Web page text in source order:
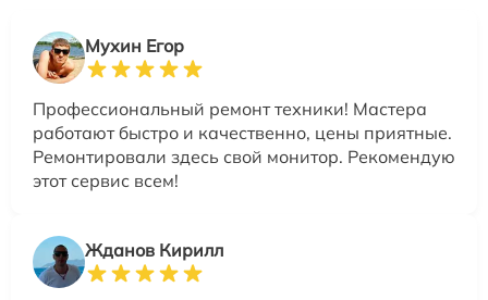
Мухин Егор
Профессиональный ремонт техники! Мастера
работают быстро и качественно, цены приятные.
Ремонтировали здесь свой монитор. Рекомендую
этот сервис всем!
Жданов Кирилл